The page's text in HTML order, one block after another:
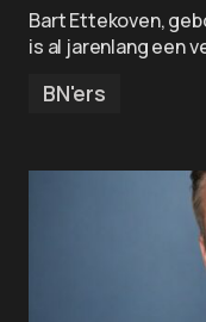
Bart Ettekoven,
is al jarenlang een
BN'ers